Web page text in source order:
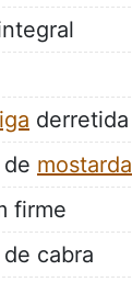
derretida
mostarda
firme
cabra